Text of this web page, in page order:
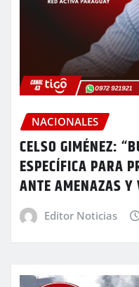
NACIONALES
CELSO GIMÉNEZ:
ESPECÍFICA PARA
ANTE AMENAZAS Y
Editor Noticias